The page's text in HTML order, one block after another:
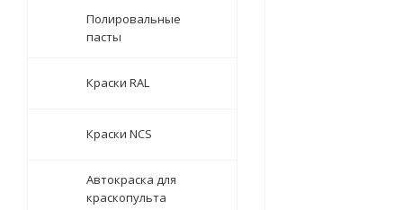
Полировальные
пасты
Краски RAL
Краски NCS
Автокраска для
краскопульта